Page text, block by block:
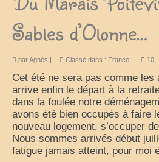
Qui sommes nous ?
Notre matériel
nos compagnons
Nos Vadrouilles
France
Sables d’Olonne…
parAgnès | Classé dans : France | 10
Cet été ne sera pas comme les
arrive enfin le départ à la
dans la foulée notre
avons été bien occupés à faire
nouveau logement, s’occuper
Nous sommes arrivés début
fatigue jamais atteint, pour moi